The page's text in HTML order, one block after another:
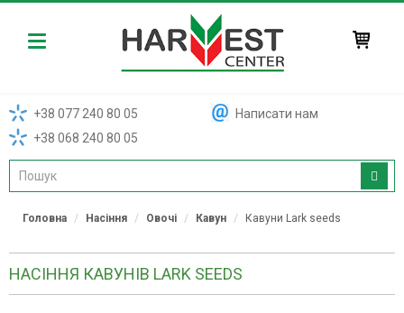
Harvest
+38 077 240 80 05
+38 068 240 80 05
Написати нам
Головна Насіння Овочі Кавун Кавуни Lark seeds
НАСІННЯ КАВУНІВ LARK SEEDS